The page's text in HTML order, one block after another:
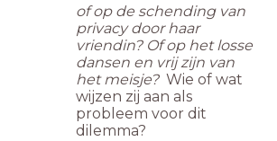
of op de schending van
privacy door haar
vriendin? Of op het losse
dansen en vrij zijn van
het meisje? Wie of wat
wijzen zij aan als
probleem voor dit
dilemma?